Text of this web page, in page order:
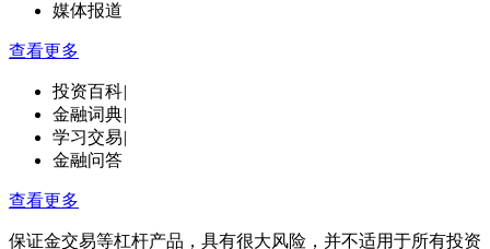
媒体报道
查看更多
投资百科|
金融词典|
学习交易|
金融问答
查看更多
保证金交易等杠杆产品，具有很大风险，并不适用于所有投资